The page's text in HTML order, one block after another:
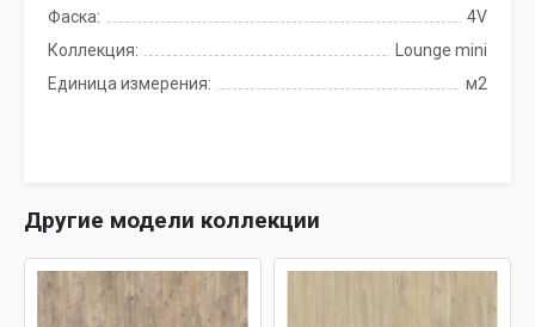
Фаска:
4V
Коллекция:
Lounge mini
Единица измерения:
м2
Другие модели коллекции